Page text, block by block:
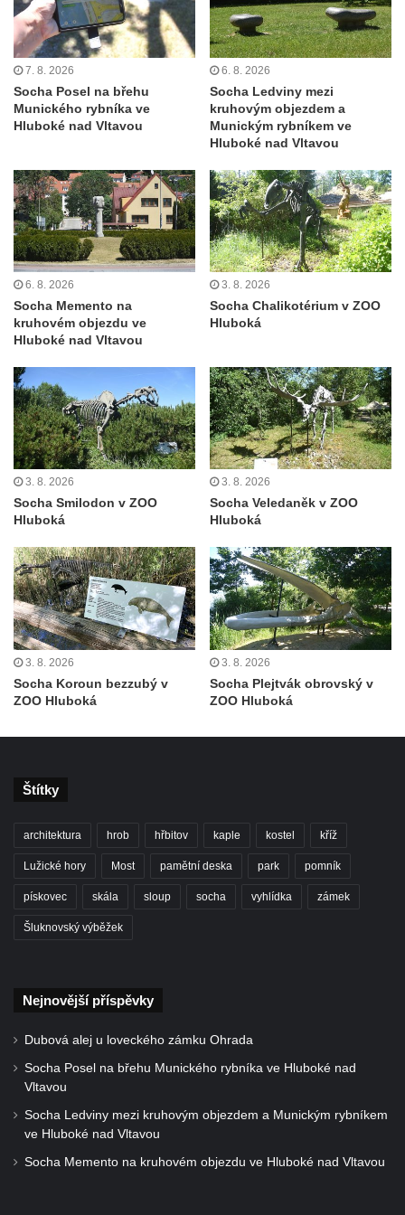
Socha Dívka s mušlí v ZOO Leipzig
Socha Tygr v ZOO Leipzig
Socha Atlet v ZOO Leipzig
Socha Marabu v ZOO Leipzig
Busta Karla Maxe Schneidera v ZOO
Socha Iásón v ZOO Leipzig
Socha Mladý slon v ZOO Leipzig
Socha Býk v ZOO Dresden
Socha Uprchlý otrok bojuje s divokým psem
v ZOO Dresden
Socha krokodýla v ZOO Dresden
Socha Faun s medvíďaty v ZOO Dresden
Socha divokého prasete před vstupem do
ZOO Dresden
Socha světce severně od Lužce nad
Vltavou
Pamětní kámen revitalizace Vltavy Vraňany
Strom svobody a památník 100 let republiky
a 30. výročí listopadu 1989 v Hrobčicích
Boží muka v parku před domem čp. 17 v
Hrobčicích
Sochy „Klaun a dívenka“ v parku v centru
Hrobčic
Povodňový sloup II. v Dobříni
Povodňový sloup I. v Dobříni
Pamětní kámen vodního díla Josefův Důl
Socha svaté Anny u domu čp. 3 v Oparnu
Lavička Václava Havla v Pardubicích
Lavička Václava Havla v Novém Boru
Lavička Václava Havla v Krásné Lípě
Upoutávka JduHřebenovkou u parkoviště
7. 8. 2026
Socha Posel na břehu
Munického rybníka ve
Hluboké nad Vltavou
6. 8. 2026
Socha Ledviny mezi
kruhovým objezdem a
Munickým rybníkem ve
Hluboké nad Vltavou
6. 8. 2026
Socha Memento na
kruhovém objezdu ve
Hluboké nad Vltavou
3. 8. 2026
Socha Chalikotérium v ZOO
Hluboká
3. 8. 2026
Socha Smilodon v ZOO
Hluboká
3. 8. 2026
Socha Veledaněk v ZOO
Hluboká
3. 8. 2026
Socha Koroun bezzubý v
ZOO Hluboká
3. 8. 2026
Socha Plejtvák obrovský v
ZOO Hluboká
Štítky
architektura hrob hřbitov kaple kostel kříž
Lužické hory Most pamětní deska park pomník
pískovec skála sloup socha vyhlídka zámek
Šluknovský výběžek
Nejnovější příspěvky
Dubová alej u loveckého zámku Ohrada
Socha Posel na břehu Munického rybníka ve Hluboké nad
Vltavou
Socha Ledviny mezi kruhovým objezdem a Munickým rybníkem
ve Hluboké nad Vltavou
Socha Memento na kruhovém objezdu ve Hluboké nad Vltavou